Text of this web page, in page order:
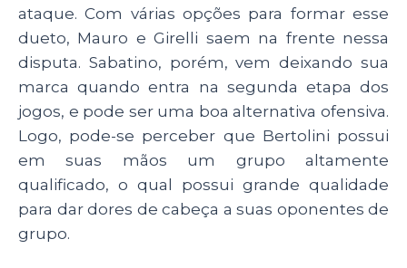
ataque. Com várias opções para formar esse
dueto, Mauro e Girelli saem na frente nessa
disputa. Sabatino, porém, vem deixando sua
marca quando entra na segunda etapa dos
jogos, e pode ser uma boa alternativa ofensiva.
Logo, pode-se perceber que Bertolini possui
em suas mãos um grupo altamente
qualificado, o qual possui grande qualidade
para dar dores de cabeça a suas oponentes de
grupo.